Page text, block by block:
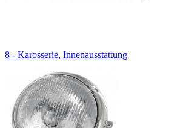
8 - Karosserie, Innenausstattung